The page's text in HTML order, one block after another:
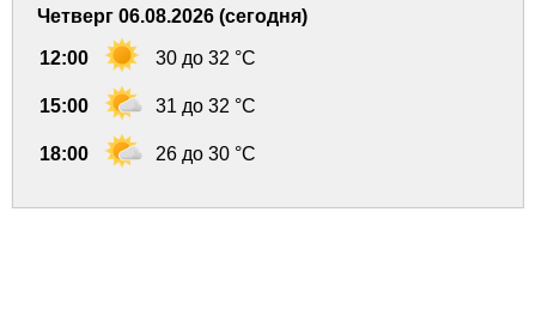
Четверг 06.08.2026 (сегодня)
12:00 30 до 32 °C
15:00 31 до 32 °C
18:00 26 до 30 °C